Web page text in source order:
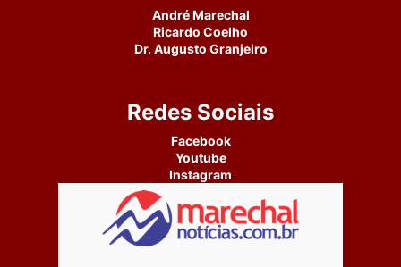
André Marechal
Ricardo Coelho
Dr. Augusto Granjeiro
Redes Sociais
Facebook
Youtube
Instagram